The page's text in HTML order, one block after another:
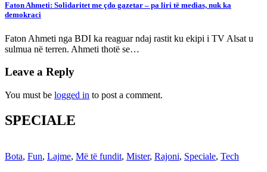
Faton Ahmeti: Solidaritet me çdo gazetar – pa liri të medias, nuk ka
demokraci
Faton Ahmeti nga BDI ka reaguar ndaj rastit ku ekipi i TV Alsat u
sulmua në terren. Ahmeti thotë se…
Leave a Reply
You must be logged in to post a comment.
SPECIALE
Bota, Fun, Lajme, Më të fundit, Mister, Rajoni, Speciale, Tech